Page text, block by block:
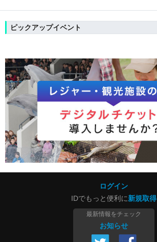
ピックアップイベント
ログイン
IDでもっと便利に新規取得
最新情報をチェック
お知らせ